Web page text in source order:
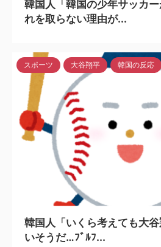
韓国人「韓国の少年サッカ
れを取らない理由が...
スポーツ 大谷翔平 韓国の反応
韓国人「いくら考えても大
いそうだ…ﾌﾞﾙﾌ...